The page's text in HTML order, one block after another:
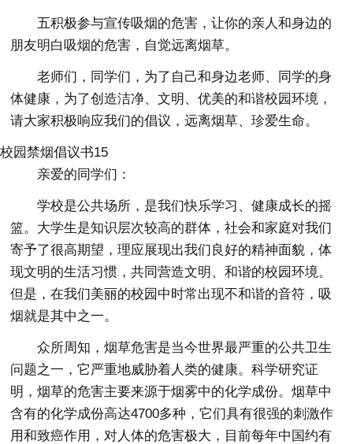
五积极参与宣传吸烟的危害，让你的亲人和身边的
朋友明白吸烟的危害，自觉远离烟草。
老师们，同学们，为了自己和身边老师、同学的身
体健康，为了创造洁净、文明、优美的和谐校园环境，
请大家积极响应我们的倡议，远离烟草、珍爱生命。
校园禁烟倡议书15
亲爱的同学们：
学校是公共场所，是我们快乐学习、健康成长的摇
篮。大学生是知识层次较高的群体，社会和家庭对我们
寄予了很高期望，理应展现出我们良好的精神面貌，体
现文明的生活习惯，共同营造文明、和谐的校园环境。
但是，在我们美丽的校园中时常出现不和谐的音符，吸
烟就是其中之一。
众所周知，烟草危害是当今世界最严重的公共卫生
问题之一，它严重地威胁着人类的健康。科学研究证
明，烟草的危害主要来源于烟雾中的化学成份。烟草中
含有的化学成份高达4700多种，它们具有很强的刺激作
用和致癌作用，对人体的危害极大，目前每年中国约有